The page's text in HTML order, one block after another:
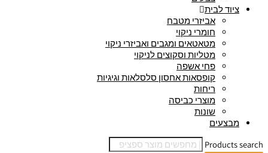
ציוד לבית
אביזרי מטבח
חומרי ניקוי
מטאטאים ומגבים ואביזרי ניקוי
מטליות וסקוצים לניקוי
פחי אשפה
קופסאות אחסון סלסלאות וגיגיות
ריחות
מוצרי כביסה
שונות
מבצעים
Products search